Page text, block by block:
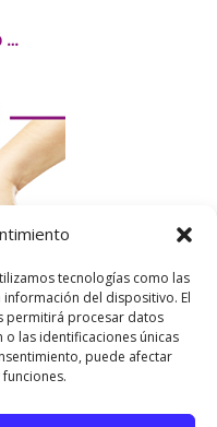
tecnologías como las
del dispositivo. El
permitirá procesar datos
las identificaciones únicas
puede afectar